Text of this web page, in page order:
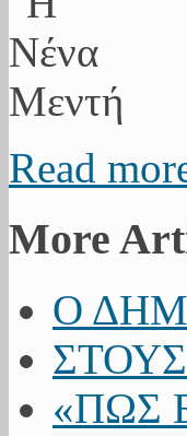
Read
More
Ο
«ΠΩΣ